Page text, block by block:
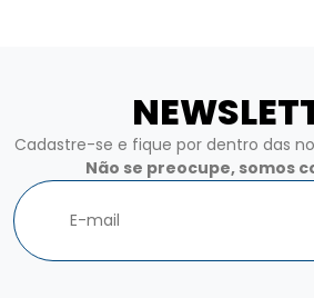
Cadastre-se e fique por dentro das
Não se preocupe, somos